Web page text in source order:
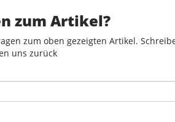
zum Artikel?
zum oben gezeigten Artikel.
uns zurück